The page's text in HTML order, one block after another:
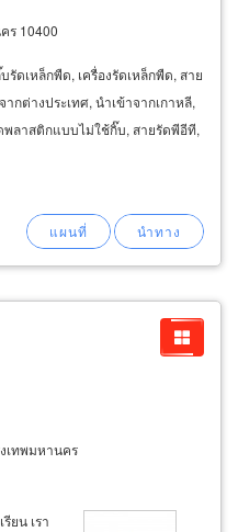
ร 10400
รัดเหล็กพืด, เครื่องรัดเหล็กพืด, สาย
ต่างประเทศ, นำเข้าจากเกาหลี,
พลาสติกแบบไม่ใช้กิ๊บ, สายรัดพีอีที,
เทพมหานคร
ยน เรา